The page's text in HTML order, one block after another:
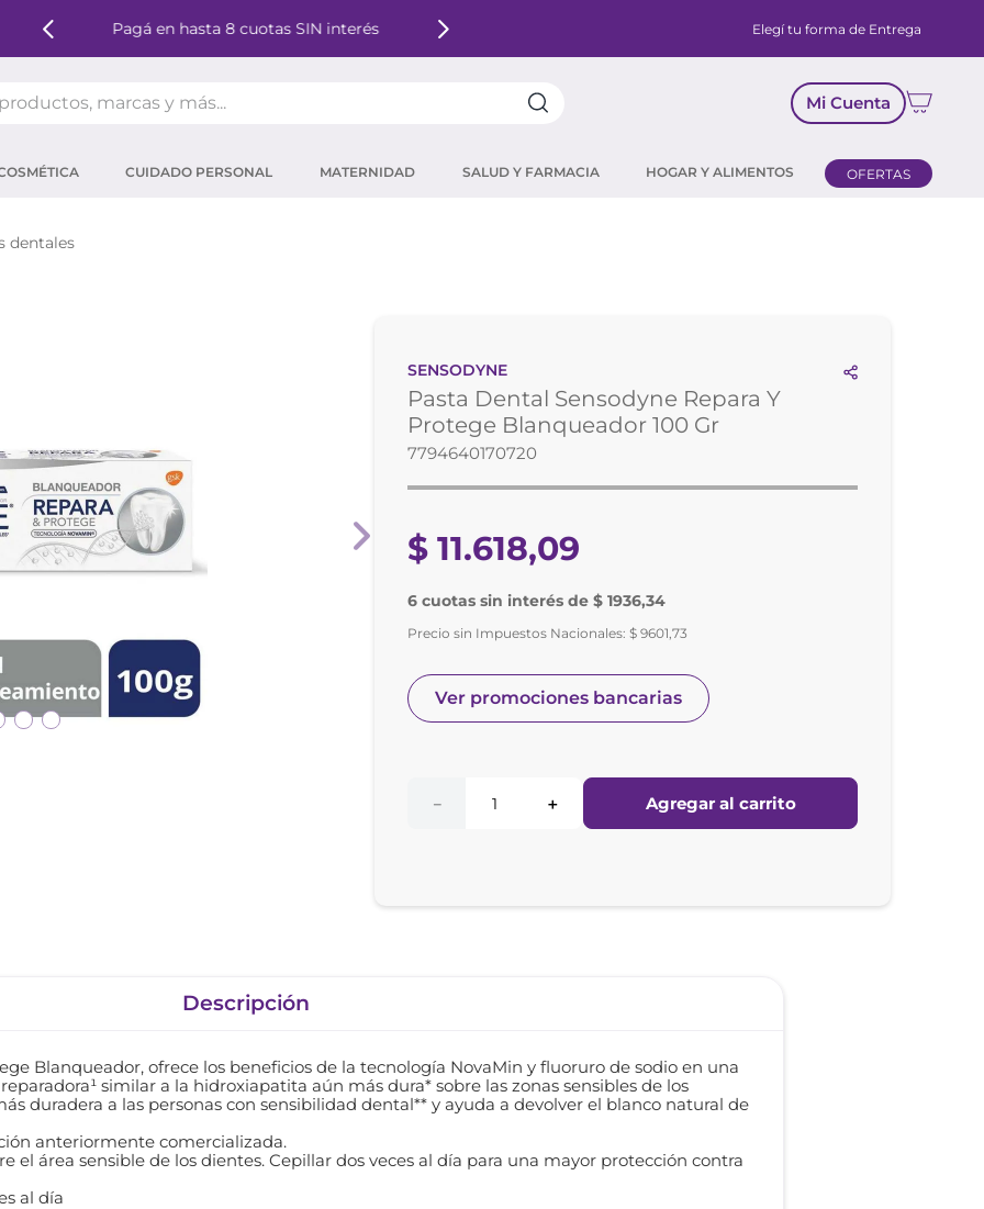
Pagá en hasta 8 cuotas SIN interés Elegí tu forma de Entrega
Mi Cuenta
CUIDADO PERSONAL MATERNIDAD SALUD Y FARMACIA HOGAR Y ALIMENTOS OFERTAS
dentales
SENSODYNE
Pasta Dental Sensodyne Repara Y
Protege Blanqueador 100 Gr
7794640170720
$ 11.618,09
6 cuotas sin interés de $ 1936,34
Precio sin Impuestos Nacionales:$ 9601,73
Ver promociones bancarias
＋
－ Agregar al carrito
Descripción
Blanqueador, ofrece los beneficios de la tecnología NovaMin y fluoruro de sodio en una
similar a la hidroxiapatita aún más dura* sobre las zonas sensibles de los
duradera a las personas con sensibilidad dental** y ayuda a devolver el blanco natural de
anteriormente comercializada.
el área sensible de los dientes. Cepillar dos veces al día para una mayor protección contra
al día
pestañas